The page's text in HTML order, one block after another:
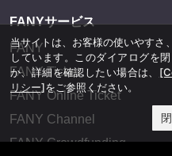
FANYサービス
FANY
FANY Ticket
FANY Online Ticket
FANY Channel
FANY Crowdfunding
当サイトは、お客様の使いやすさ
しています。このダイアログを
か、詳細を確認したい場合は、
リシー]をご参照ください。